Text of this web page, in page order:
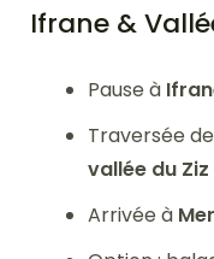
Ifrane &
Pause à
Traversée de
vallée du Ziz
Arrivée à